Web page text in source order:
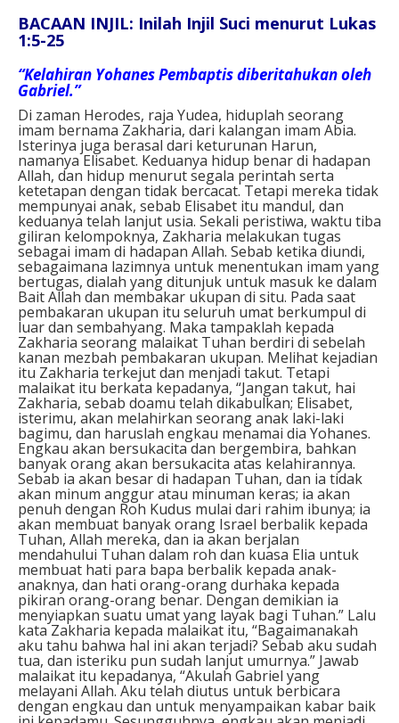
BACAAN INJIL: Inilah Injil Suci menurut Lukas
1:5-25
“Kelahiran Yohanes Pembaptis diberitahukan oleh
Gabriel.”
Di zaman Herodes, raja Yudea, hiduplah seorang
imam bernama Zakharia, dari kalangan imam Abia.
Isterinya juga berasal dari keturunan Harun,
namanya Elisabet. Keduanya hidup benar di hadapan
Allah, dan hidup menurut segala perintah serta
ketetapan dengan tidak bercacat. Tetapi mereka tidak
mempunyai anak, sebab Elisabet itu mandul, dan
keduanya telah lanjut usia. Sekali peristiwa, waktu tiba
giliran kelompoknya, Zakharia melakukan tugas
sebagai imam di hadapan Allah. Sebab ketika diundi,
sebagaimana lazimnya untuk menentukan imam yang
bertugas, dialah yang ditunjuk untuk masuk ke dalam
Bait Allah dan membakar ukupan di situ. Pada saat
pembakaran ukupan itu seluruh umat berkumpul di
luar dan sembahyang. Maka tampaklah kepada
Zakharia seorang malaikat Tuhan berdiri di sebelah
kanan mezbah pembakaran ukupan. Melihat kejadian
itu Zakharia terkejut dan menjadi takut. Tetapi
malaikat itu berkata kepadanya, “Jangan takut, hai
Zakharia, sebab doamu telah dikabulkan; Elisabet,
isterimu, akan melahirkan seorang anak laki-laki
bagimu, dan haruslah engkau menamai dia Yohanes.
Engkau akan bersukacita dan bergembira, bahkan
banyak orang akan bersukacita atas kelahirannya.
Sebab ia akan besar di hadapan Tuhan, dan ia tidak
akan minum anggur atau minuman keras; ia akan
penuh dengan Roh Kudus mulai dari rahim ibunya; ia
akan membuat banyak orang Israel berbalik kepada
Tuhan, Allah mereka, dan ia akan berjalan
mendahului Tuhan dalam roh dan kuasa Elia untuk
membuat hati para bapa berbalik kepada anak-
anaknya, dan hati orang-orang durhaka kepada
pikiran orang-orang benar. Dengan demikian ia
menyiapkan suatu umat yang layak bagi Tuhan.” Lalu
kata Zakharia kepada malaikat itu, “Bagaimanakah
aku tahu bahwa hal ini akan terjadi? Sebab aku sudah
tua, dan isteriku pun sudah lanjut umurnya.” Jawab
malaikat itu kepadanya, “Akulah Gabriel yang
melayani Allah. Aku telah diutus untuk berbicara
dengan engkau dan untuk menyampaikan kabar baik